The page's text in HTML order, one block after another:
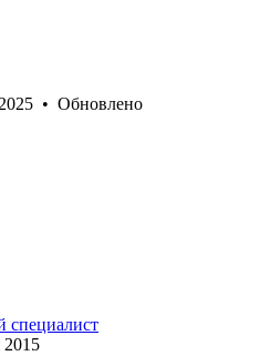
• Обновлено
специалист
2015